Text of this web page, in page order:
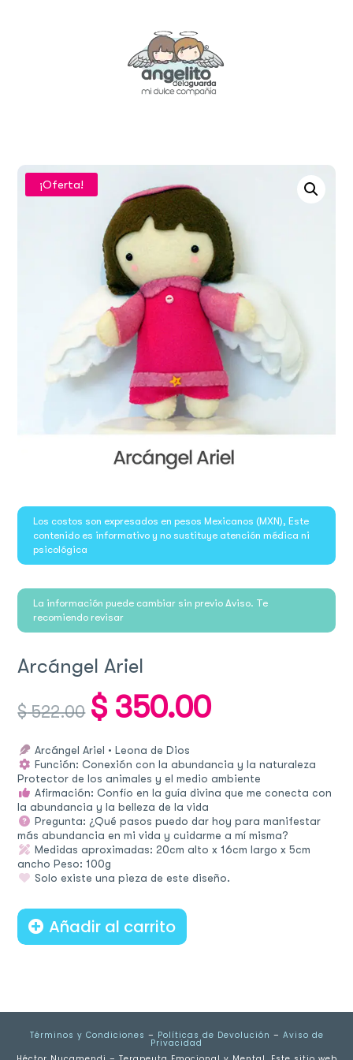
¡Oferta!
Los costos son expresados en pesos Mexicanos (MXN), Este
contenido es informativo y no sustituye atención médica ni
psicológica
La información puede cambiar sin previo Aviso. Te
recomiendo revisar
Arcángel Ariel
$522.00 Original
price
$ 522.00.
$350.00Current
price
Arcángel Ariel • Leona de Dios
Función: Conexión con la abundancia y la naturaleza
Protector de los animales y el medio ambiente
Afirmación: Confío en la guía divina que me conecta con
la abundancia y la belleza de la vida
Pregunta: ¿Qué pasos puedo dar hoy para manifestar
más abundancia en mi vida y cuidarme a mí misma?
Medidas aproximadas: 20cm alto x 16cm largo x 5cm
ancho Peso: 100g
Solo existe una pieza de este diseño.
Añadir al carrito
Términos y Condiciones – Políticas de Devolución – Aviso de
Privacidad